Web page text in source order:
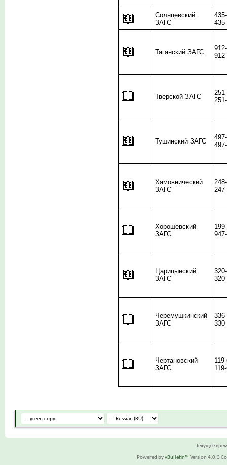
Солнцевский
ЗАГС
Таганский ЗАГС
Тверской ЗАГС
Тушинский ЗАГС
Хамовнический
ЗАГС
Хорошевский
ЗАГС
Царицынский
ЗАГС
Черемушкинский
ЗАГС
Чертановский
ЗАГС
Текущее
Powered byvBulletin™ Version 4.0.3